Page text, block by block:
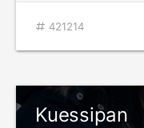
421214
Kuessipan